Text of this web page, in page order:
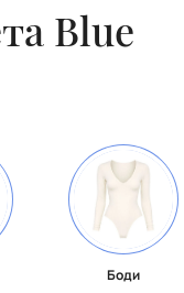
Blue
Боди